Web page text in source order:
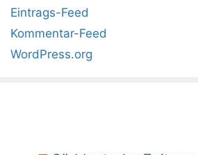
Eintrags-Feed
Kommentar-Feed
WordPress.org